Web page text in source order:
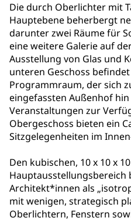
Die durch Oberlichter mit
Hauptebene beherbergt
darunter zwei Räume für
eine weitere Galerie auf
Ausstellung von Glas und
unteren Geschoss
Programmraum, der sich
eingefassten Außenhof
Veranstaltungen zur
Obergeschoss bieten ein
Sitzgelegenheiten im
Den kubischen, 10 x 10 x
Hauptausstellungsbereich
Architekt*innen als
mit wenigen, strategisch
Oberlichtern, Fenstern